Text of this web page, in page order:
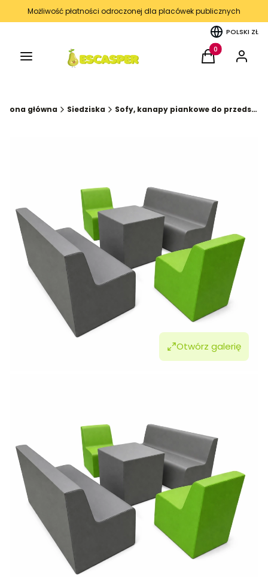
Możliwość płatności odroczonej dla placówek publicznych
POLSKI ZŁ
Menu Produkty w
Koszyk Zaloguj
główna Siedziska Sofy, kanapy piankowe do przedszkoli, żłobków, szkół
Otwórz galerię